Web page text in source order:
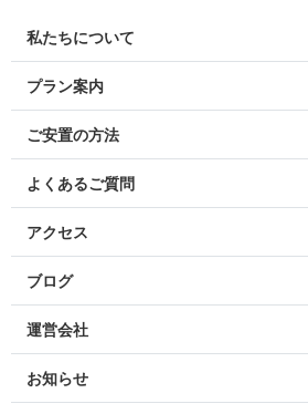
私たちについて
プラン案内
ご安置の方法
よくあるご質問
アクセス
ブログ
運営会社
お知らせ